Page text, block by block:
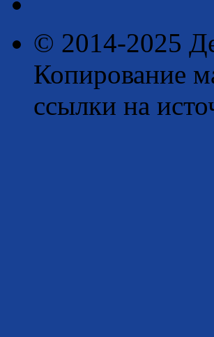
© 2014-2025
Копирование
ссылки на